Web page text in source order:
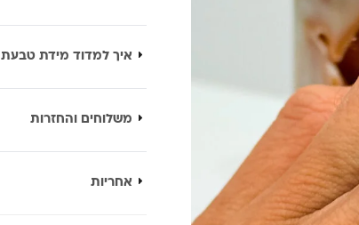
איך למדוד מידת טבעת
משלוחים והחזרות
אחריות